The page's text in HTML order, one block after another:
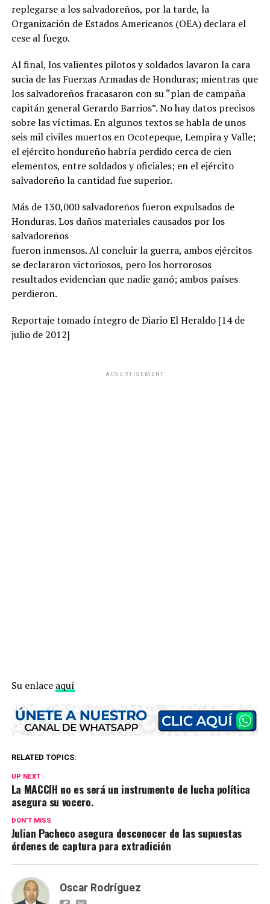
replegarse a los salvadoreños, por la tarde, la
Organización de Estados Americanos (OEA) declara el
cese al fuego.
Al final, los valientes pilotos y soldados lavaron la cara
sucia de las Fuerzas Armadas de Honduras; mientras que
los salvadoreños fracasaron con su “plan de campaña
capitán general Gerardo Barrios”. No hay datos precisos
sobre las víctimas. En algunos textos se habla de unos
seis mil civiles muertos en Ocotepeque, Lempira y Valle;
el ejército hondureño habría perdido cerca de cien
elementos, entre soldados y oficiales; en el ejército
salvadoreño la cantidad fue superior.
Más de 130,000 salvadoreños fueron expulsados de
Honduras. Los daños materiales causados por los
salvadoreños
fueron inmensos. Al concluir la guerra, ambos ejércitos
se declararon victoriosos, pero los horrorosos
resultados evidencian que nadie ganó; ambos países
perdieron.
Reportaje tomado íntegro de Diario El Heraldo [14 de
julio de 2012]
ADVERTISEMENT
Su enlace aquí
RELATED TOPICS:
UP NEXT
La MACCIH no es será un instrumento de lucha política
asegura su vocero.
DON'T MISS
Julian Pacheco asegura desconocer de las supuestas
órdenes de captura para extradición
Oscar Rodríguez